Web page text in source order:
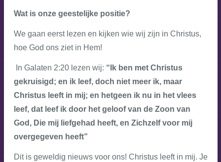
Wat is onze geestelijke positie?
We gaan eerst lezen en kijken wie wij zijn in Christus,
hoe God ons ziet in Hem!
In Galaten 2:20 lezen wij: “Ik ben met Christus
gekruisigd; en ik leef, doch niet meer ik, maar
Christus leeft in mij; en hetgeen ik nu in het vlees
leef, dat leef ik door het geloof van de Zoon van
God, Die mij liefgehad heeft, en Zichzelf voor mij
overgegeven heeft”
Dit is geweldig nieuws voor ons! Christus leeft in mij. Je